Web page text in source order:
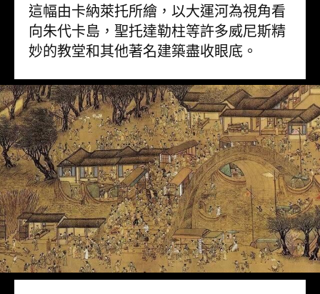
這幅由卡納萊托所繪，以大運河為視角看
向朱代卡島，聖托達勒柱等許多威尼斯精
妙的教堂和其他著名建築盡收眼底。